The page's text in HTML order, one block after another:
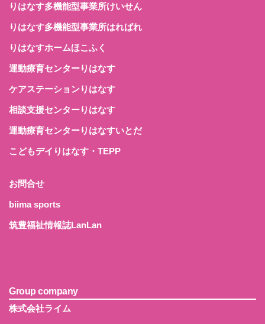
りはなす多機能型事業所けいせん
りはなす多機能型事業所はればれ
りはなすホームほこふく
運動療育センターりはなす
ケアステーションりはなす
相談支援センターりはなす
運動療育センターりはなすいとだ
こどもデイりはなす・TEPP
お問合せ
biima sports
筑豊福祉情報誌LanLan
Group company
株式会社ライム